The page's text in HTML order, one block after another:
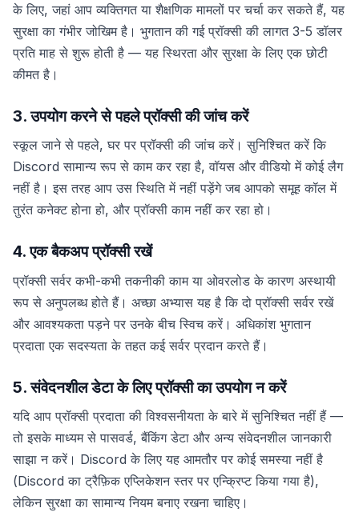
के लिए, जहां आप व्यक्तिगत या शैक्षणिक मामलों पर चर्चा कर सकते हैं, यह
सुरक्षा का गंभीर जोखिम है। भुगतान की गई प्रॉक्सी की लागत 3-5 डॉलर
प्रति माह से शुरू होती है — यह स्थिरता और सुरक्षा के लिए एक छोटी
कीमत है।
3. उपयोग करने से पहले प्रॉक्सी की जांच करें
स्कूल जाने से पहले, घर पर प्रॉक्सी की जांच करें। सुनिश्चित करें कि
Discord सामान्य रूप से काम कर रहा है, वॉयस और वीडियो में कोई लैग
नहीं है। इस तरह आप उस स्थिति में नहीं पड़ेंगे जब आपको समूह कॉल में
तुरंत कनेक्ट होना हो, और प्रॉक्सी काम नहीं कर रहा हो।
4. एक बैकअप प्रॉक्सी रखें
प्रॉक्सी सर्वर कभी-कभी तकनीकी काम या ओवरलोड के कारण अस्थायी
रूप से अनुपलब्ध होते हैं। अच्छा अभ्यास यह है कि दो प्रॉक्सी सर्वर रखें
और आवश्यकता पड़ने पर उनके बीच स्विच करें। अधिकांश भुगतान
प्रदाता एक सदस्यता के तहत कई सर्वर प्रदान करते हैं।
5. संवेदनशील डेटा के लिए प्रॉक्सी का उपयोग न करें
यदि आप प्रॉक्सी प्रदाता की विश्वसनीयता के बारे में सुनिश्चित नहीं हैं —
तो इसके माध्यम से पासवर्ड, बैंकिंग डेटा और अन्य संवेदनशील जानकारी
साझा न करें। Discord के लिए यह आमतौर पर कोई समस्या नहीं है
(Discord का ट्रैफ़िक एप्लिकेशन स्तर पर एन्क्रिप्ट किया गया है),
लेकिन सुरक्षा का सामान्य नियम बनाए रखना चाहिए।